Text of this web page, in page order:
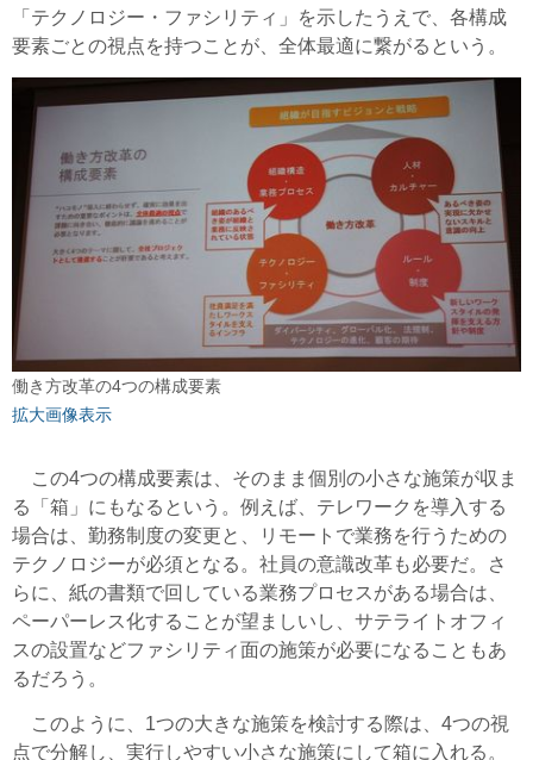
「テクノロジー・ファシリティ」を示したうえで、各構成
要素ごとの視点を持つことが、全体最適に繋がるという。
働き方改革の4つの構成要素
拡大画像表示
この4つの構成要素は、そのまま個別の小さな施策が収ま
る「箱」にもなるという。例えば、テレワークを導入する
場合は、勤務制度の変更と、リモートで業務を行うための
テクノロジーが必須となる。社員の意識改革も必要だ。さ
らに、紙の書類で回している業務プロセスがある場合は、
ペーパーレス化することが望ましいし、サテライトオフィ
スの設置などファシリティ面の施策が必要になることもあ
るだろう。
このように、1つの大きな施策を検討する際は、4つの視
点で分解し、実行しやすい小さな施策にして箱に入れる。